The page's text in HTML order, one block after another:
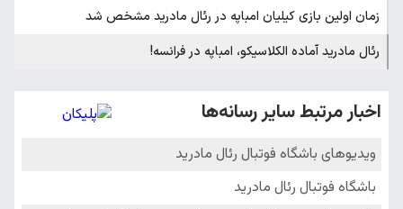
زمان اولین بازی کیلیان امباپه در رئال مادرید مشخص شد
رئال مادرید آماده الکلاسیکو، امباپه در فرانسه!